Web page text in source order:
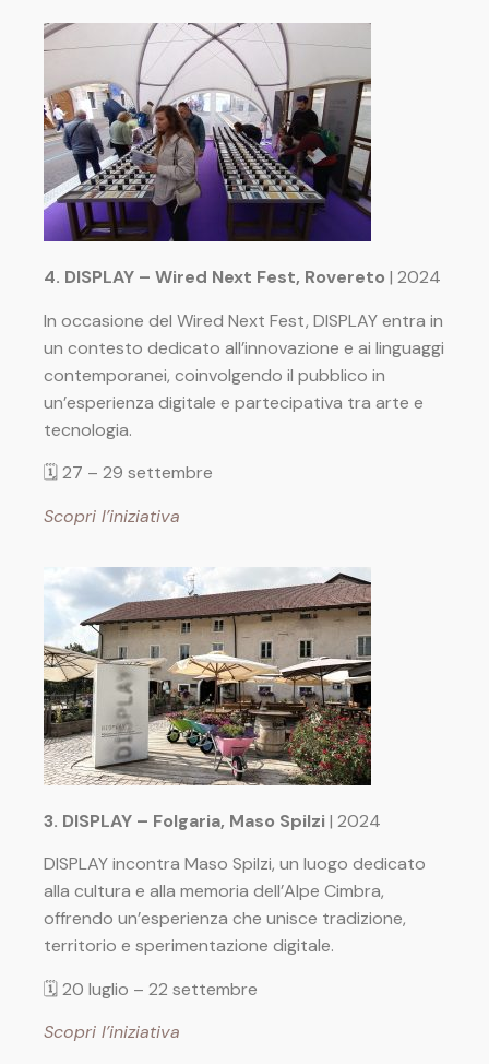
4. DISPLAY – Wired Next Fest, Rovereto | 2024
In occasione del Wired Next Fest, DISPLAY entra in
un contesto dedicato all’innovazione e ai linguaggi
contemporanei, coinvolgendo il pubblico in
un’esperienza digitale e partecipativa tra arte e
tecnologia.
🗓 27 – 29 settembre
Scopri l’iniziativa
3. DISPLAY – Folgaria, Maso Spilzi| 2024
DISPLAY incontra Maso Spilzi, un luogo dedicato
alla cultura e alla memoria dell’Alpe Cimbra,
offrendo un’esperienza che unisce tradizione,
territorio e sperimentazione digitale.
🗓 20 luglio – 22 settembre
Scopri l’iniziativa